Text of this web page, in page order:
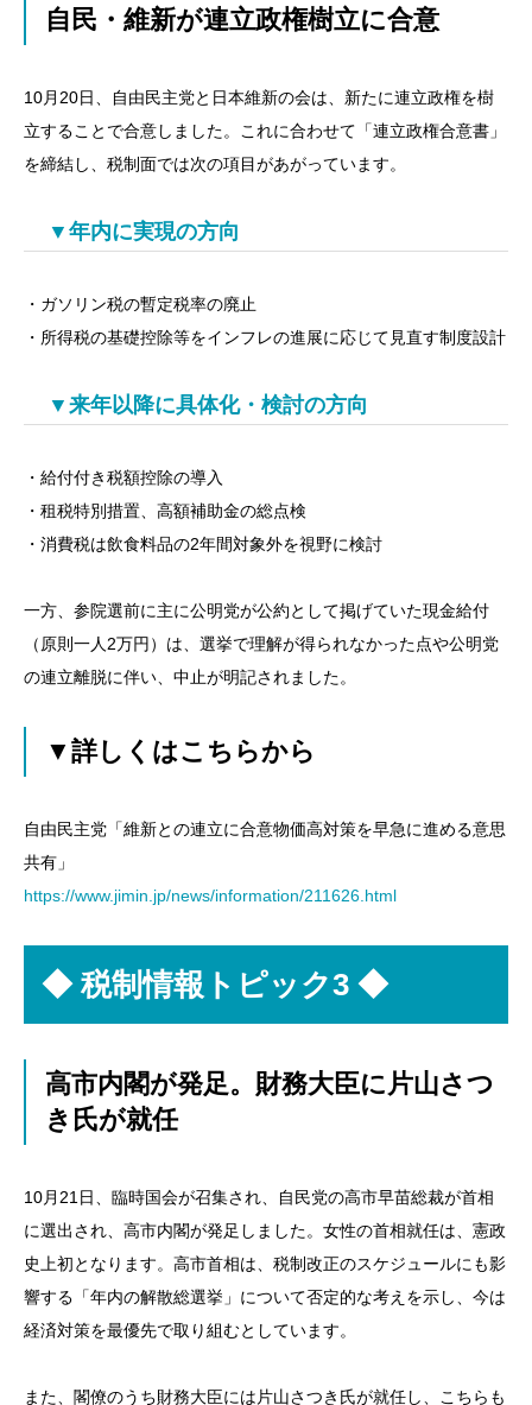
自民・維新が連立政権樹立に合意
10月20日、自由民主党と日本維新の会は、新たに連立政権を樹
立することで合意しました。これに合わせて「連立政権合意書」
を締結し、税制面では次の項目があがっています。
▼年内に実現の方向
・ガソリン税の暫定税率の廃止
・所得税の基礎控除等をインフレの進展に応じて見直す制度設計
▼来年以降に具体化・検討の方向
・給付付き税額控除の導入
・租税特別措置、高額補助金の総点検
・消費税は飲食料品の2年間対象外を視野に検討
一方、参院選前に主に公明党が公約として掲げていた現金給付
（原則一人2万円）は、選挙で理解が得られなかった点や公明党
の連立離脱に伴い、中止が明記されました。
▼詳しくはこちらから
自由民主党「維新との連立に合意物価高対策を早急に進める意思
共有」
https://www.jimin.jp/news/information/211626.html
◆ 税制情報トピック3 ◆
高市内閣が発足。財務大臣に片山さつ
き氏が就任
10月21日、臨時国会が召集され、自民党の高市早苗総裁が首相
に選出され、高市内閣が発足しました。女性の首相就任は、憲政
史上初となります。高市首相は、税制改正のスケジュールにも影
響する「年内の解散総選挙」について否定的な考えを示し、今は
経済対策を最優先で取り組むとしています。
また、閣僚のうち財務大臣には片山さつき氏が就任し、こちらも